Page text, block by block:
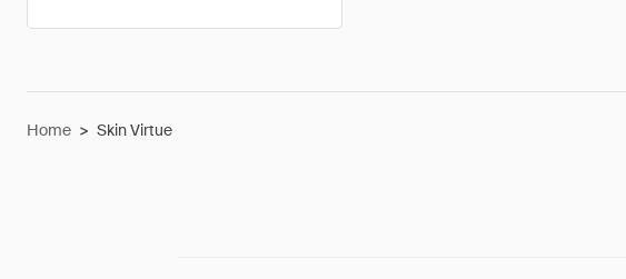
Home > Skin Virtue